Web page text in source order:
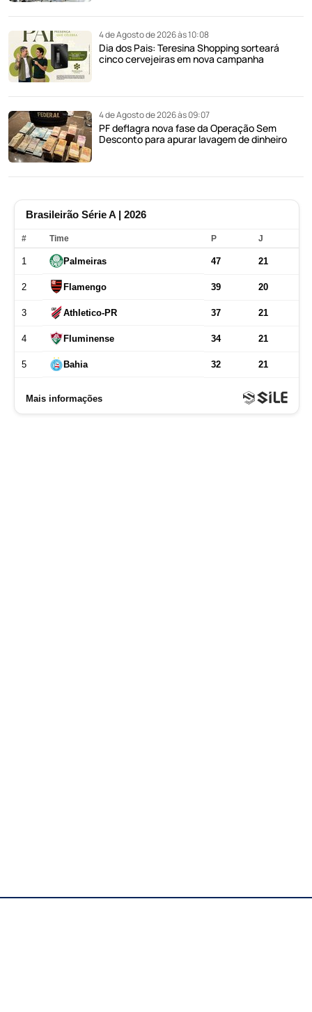
4 de Agosto de 2026 às 10:08
Dia dos Pais: Teresina Shopping sorteará
cinco cervejeiras em nova campanha
4 de Agosto de 2026 às 09:07
PF deflagra nova fase da Operação Sem
Desconto para apurar lavagem de dinheiro